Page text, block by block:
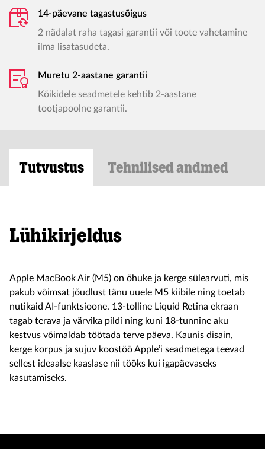
14-päevane tagastusõigus
2 nädalat raha tagasi garantii või toote vahetamine
ilma lisatasudeta.
Muretu 2-aastane garantii
Kõikidele seadmetele kehtib 2-aastane
tootjapoolne garantii.
Tutvustus Tehnilised andmed
Lühikirjeldus
Apple MacBook Air (M5) on õhuke ja kerge sülearvuti, mis
pakub võimsat jõudlust tänu uuele M5 kiibile ning toetab
nutikaid AI-funktsioone. 13-tolline Liquid Retina ekraan
tagab terava ja värvika pildi ning kuni 18-tunnine aku
kestvus võimaldab töötada terve päeva. Kaunis disain,
kerge korpus ja sujuv koostöö Apple’i seadmetega teevad
sellest ideaalse kaaslase nii tööks kui igapäevaseks
kasutamiseks.